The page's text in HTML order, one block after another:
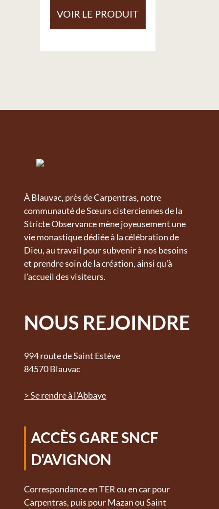
VOIR LE PRODUIT
À Blauvac, près de Carpentras, notre
communauté de Sœurs cisterciennes de la
Stricte Observance mène joyeusement une
vie monastique dédiée à la célébration de
Dieu, au travail pour subvenir à nos besoins
et prendre soin de la création, ainsi qu'à
l'accueil des visiteurs.
NOUS REJOINDRE
994 route de Saint Estève
84570 Blauvac
> Se rendre à l'Abbaye
ACCÈS GARE SNCF
D'AVIGNON
Correspondance en TER ou en car pour
Carpentras, puis pour Mazan ou Saint